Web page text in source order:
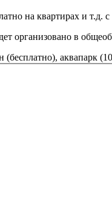
на квартирах и т.д. с
организовано в
(бесплатно), аквапарк